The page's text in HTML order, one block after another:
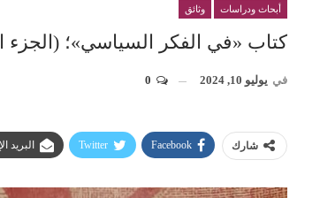
أبحاث ودراسات وثائق
كتاب «في الفكر السياسي»؛ (الجزء
في يوليو 10, 2024
شارك Facebook
Twitter البريد